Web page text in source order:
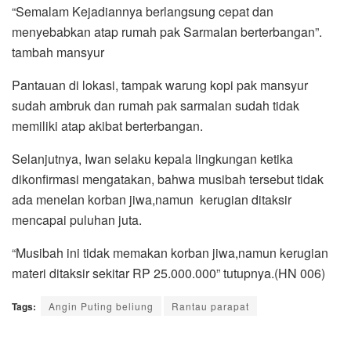
“Semalam Kejadiannya berlangsung cepat dan
menyebabkan atap rumah pak Sarmalan berterbangan”.
tambah mansyur
Pantauan di lokasi, tampak warung kopi pak mansyur
sudah ambruk dan rumah pak sarmalan sudah tidak
memiliki atap akibat berterbangan.
Selanjutnya, Iwan selaku kepala lingkungan ketika
dikonfirmasi mengatakan, bahwa musibah tersebut tidak
ada menelan korban jiwa,namun kerugian ditaksir
mencapai puluhan juta.
“Musibah ini tidak memakan korban jiwa,namun kerugian
materi ditaksir sekitar RP 25.000.000” tutupnya.(HN 006)
Tags: Angin Puting beliung Rantau parapat